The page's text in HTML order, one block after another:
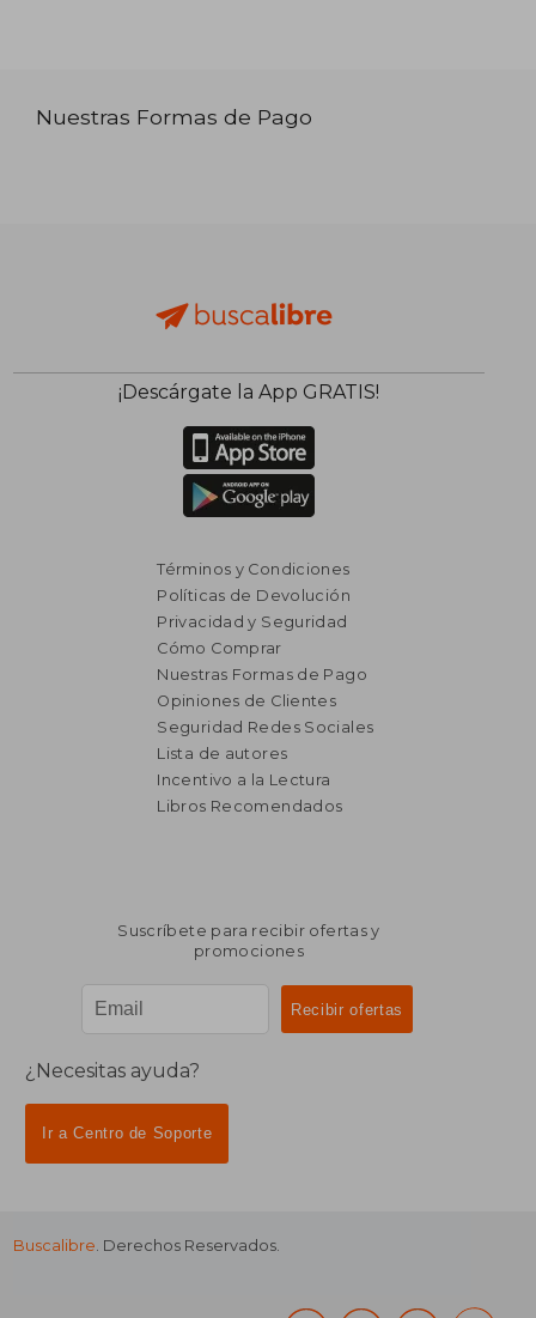
Nuestras Formas de Pago
¡Descárgate la App GRATIS!
Términos y Condiciones
Políticas de Devolución
Privacidad y Seguridad
Cómo Comprar
Nuestras Formas de Pago
Opiniones de Clientes
Seguridad Redes Sociales
Lista de autores
Incentivo a la Lectura
Libros Recomendados
Suscríbete para recibir ofertas y
promociones
¿Necesitas ayuda?
Ir a Centro de Soporte
Buscalibre . Derechos Reservados.